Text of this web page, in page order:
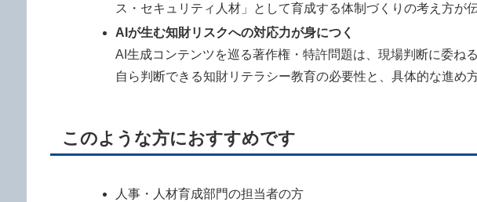
ス・セキュリティ人材」として育成する体制づくりの考え方が
AIが生む知財リスクへの対応力が身につく
AI生成コンテンツを巡る著作権・特許問題は、現場判断に委ね
自ら判断できる知財リテラシー教育の必要性と、具体的な進め
このような方におすすめです
人事・人材育成部門の担当者の方